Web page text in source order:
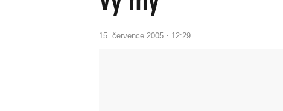
15. července 2005 · 12:29